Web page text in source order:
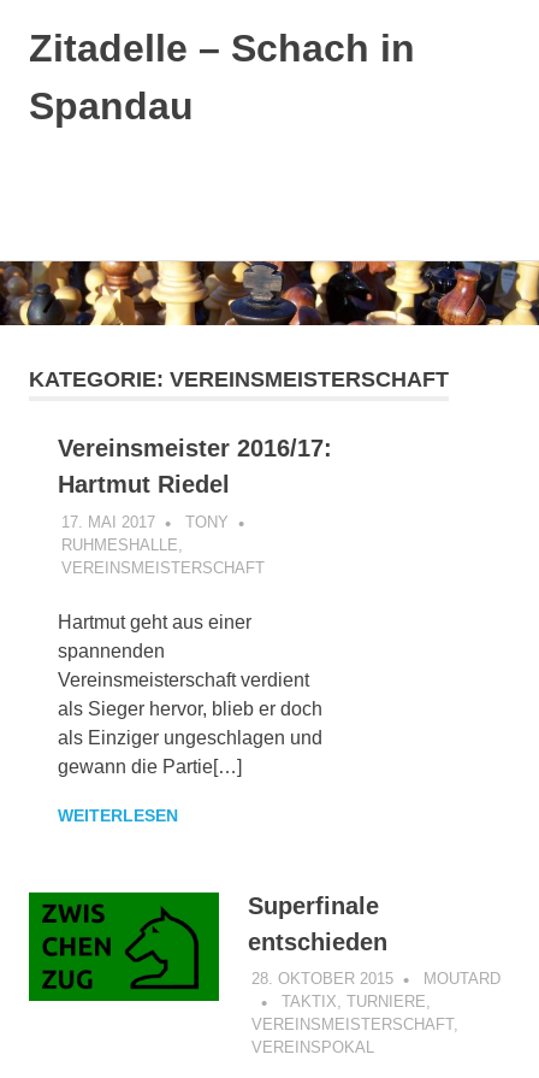
Zum
Inhalt
springen
Zitadelle – Schach in
Spandau
KATEGORIE: VEREINSMEISTERSCHAFT
Vereinsmeister 2016/17:
Hartmut Riedel
17. MAI 2017
TONY
RUHMESHALLE
VEREINSMEISTERSCHAFT
Hartmut geht aus einer
spannenden
Vereinsmeisterschaft verdient
als Sieger hervor, blieb er doch
als Einziger ungeschlagen und
gewann die Partie[…]
WEITERLESEN
Superfinale
entschieden
28. OKTOBER 2015
MOUTARD
TAKTIX, TURNIERE,
VEREINSMEISTERSCHAFT,
VEREINSPOKAL